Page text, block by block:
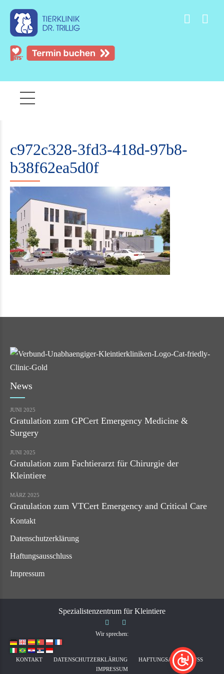
c972c328-3fd3-418d-97b8-
b38f62ea5d0f
News
JUNI 2025
Gratulation zum GPCert Emergency Medicine &
Surgery
JUNI 2025
Gratulation zum Fachtierarzt für Chirurgie der
Kleintiere
MÄRZ 2025
Gratulation zum VTCert Emergency and Critical Care
Kontakt
Datenschutzerklärung
Haftungsausschluss
Impressum
Spezialistenzentrum für Kleintiere
Wir sprechen:
KONTAKT DATENSCHUTZERKLÄRUNG
HAFTUNGSAUSSCHLUSS
IMPRESSUM